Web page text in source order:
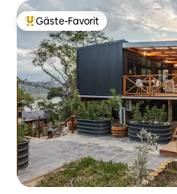
Beliebter Gäste-Favorit.
Gäste-Favorit